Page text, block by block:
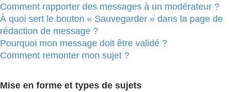
Comment rapporter des messages à un modérateur ?
À quoi sert le bouton « Sauvegarder » dans la page de
rédaction de message ?
Pourquoi mon message doit être validé ?
Comment remonter mon sujet ?
Mise en forme et types de sujets